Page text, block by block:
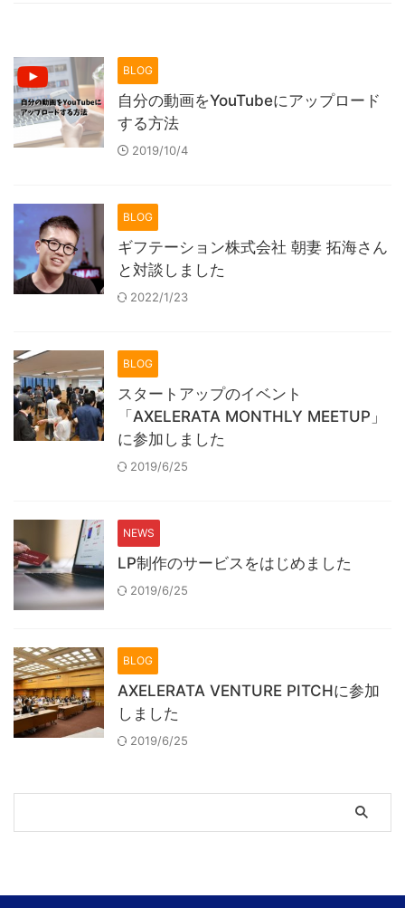
BLOG
自分の動画をYouTubeにアップロード
する方法
2019/10/4
BLOG
ギフテーション株式会社 朝妻 拓海さん
と対談しました
2022/1/23
BLOG
スタートアップのイベント
「AXELERATA MONTHLY MEETUP」
に参加しました
2019/6/25
NEWS
LP制作のサービスをはじめました
2019/6/25
BLOG
AXELERATA VENTURE PITCHに参加
しました
2019/6/25